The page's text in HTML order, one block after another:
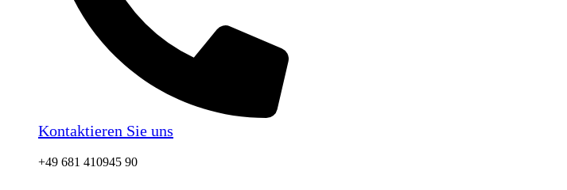
Kontaktieren Sie uns
+49 681 410945 90